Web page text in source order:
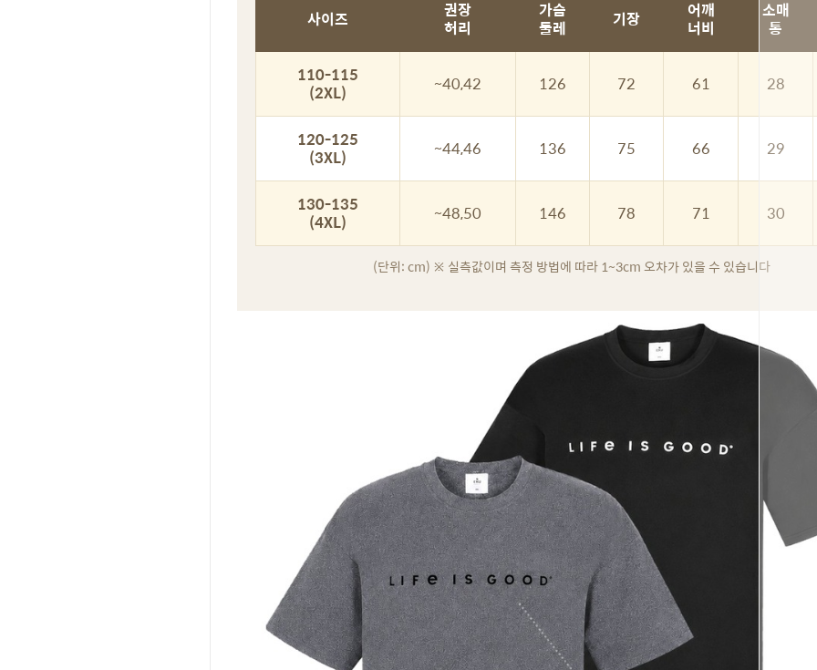
사이즈
권장
허리
가슴
둘레
기장
어깨
너비
소매
통
110-115
(2XL)
~40,42 126 72 61 28
120-125
(3XL)
~44,46 136 75 66 29
130-135
(4XL)
~48,50 146 78 71 30
(단위: cm) ※ 실측값이며 측정 방법에 따라 1~3cm 오차가 있을 수 있습니다